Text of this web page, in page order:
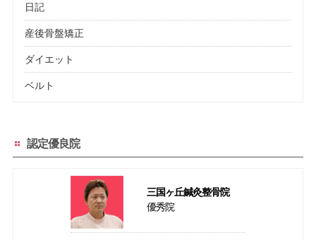
日記
産後骨盤矯正
ダイエット
ベルト
認定優良院
三国ヶ丘鍼灸整骨院
優秀院